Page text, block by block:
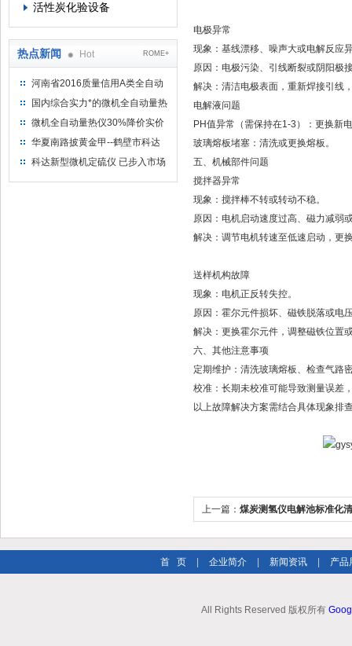
活性炭化验设备
热点新闻 Hot ROME+
河南省2016质量信用A类全自动
量热仪
国内综合实力*的微机全自动量热
仪制造企业
微机全自动量热仪30%降价实价
出售
华夏南路披黄金甲--鹤壁市科达
仪器仪表有限公司
科达新型微机定硫仪 已步入市场
电极异常‌
现象‌：基线漂移、噪声大或电解反应
原因‌：电极污染、引线断裂或阴阳极
解决‌：清洁电极表面，重新焊接引线
‌电解液问题‌
PH值异常‌（需保持在1-3）：更换新
‌玻璃熔板堵塞‌：清洗或更换熔板‌。
五、‌机械部件问题‌
‌搅拌器异常‌
现象‌：搅拌棒不转或转动不稳。
原因‌：电机启动速度过高、磁力减弱
解决‌：调节电机转速至低速启动，更
送样机构故障‌
现象‌：电机正反转失控。
原因‌：霍尔元件损坏、磁铁脱落或电
解决‌：更换霍尔元件，调整磁铁位置
六、‌其他注意事项‌
定期维护‌：清洗玻璃熔板、检查气路
校准‌：长期未校准可能导致测量误差
以上故障解决方案需结合具体现象排
上一篇： 煤炭测氢仪电解池标准化
首 页 企业简介 新闻资讯 产品
All Rights Reserved 版权所有